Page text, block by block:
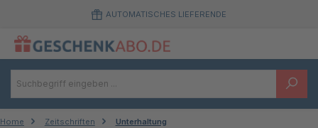
Zum Hauptinhalt springenAUTOMATISCHES LIEFERENDE
Home Zeitschriften Unterhaltung